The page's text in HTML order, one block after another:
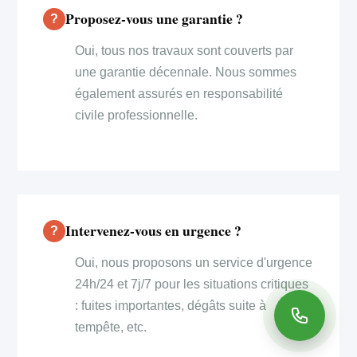
Proposez-vous une garantie ?
Oui, tous nos travaux sont couverts par
une garantie décennale. Nous sommes
également assurés en responsabilité
civile professionnelle.
Intervenez-vous en urgence ?
Oui, nous proposons un service d'urgence
24h/24 et 7j/7 pour les situations critiques
: fuites importantes, dégâts suite à
tempête, etc.